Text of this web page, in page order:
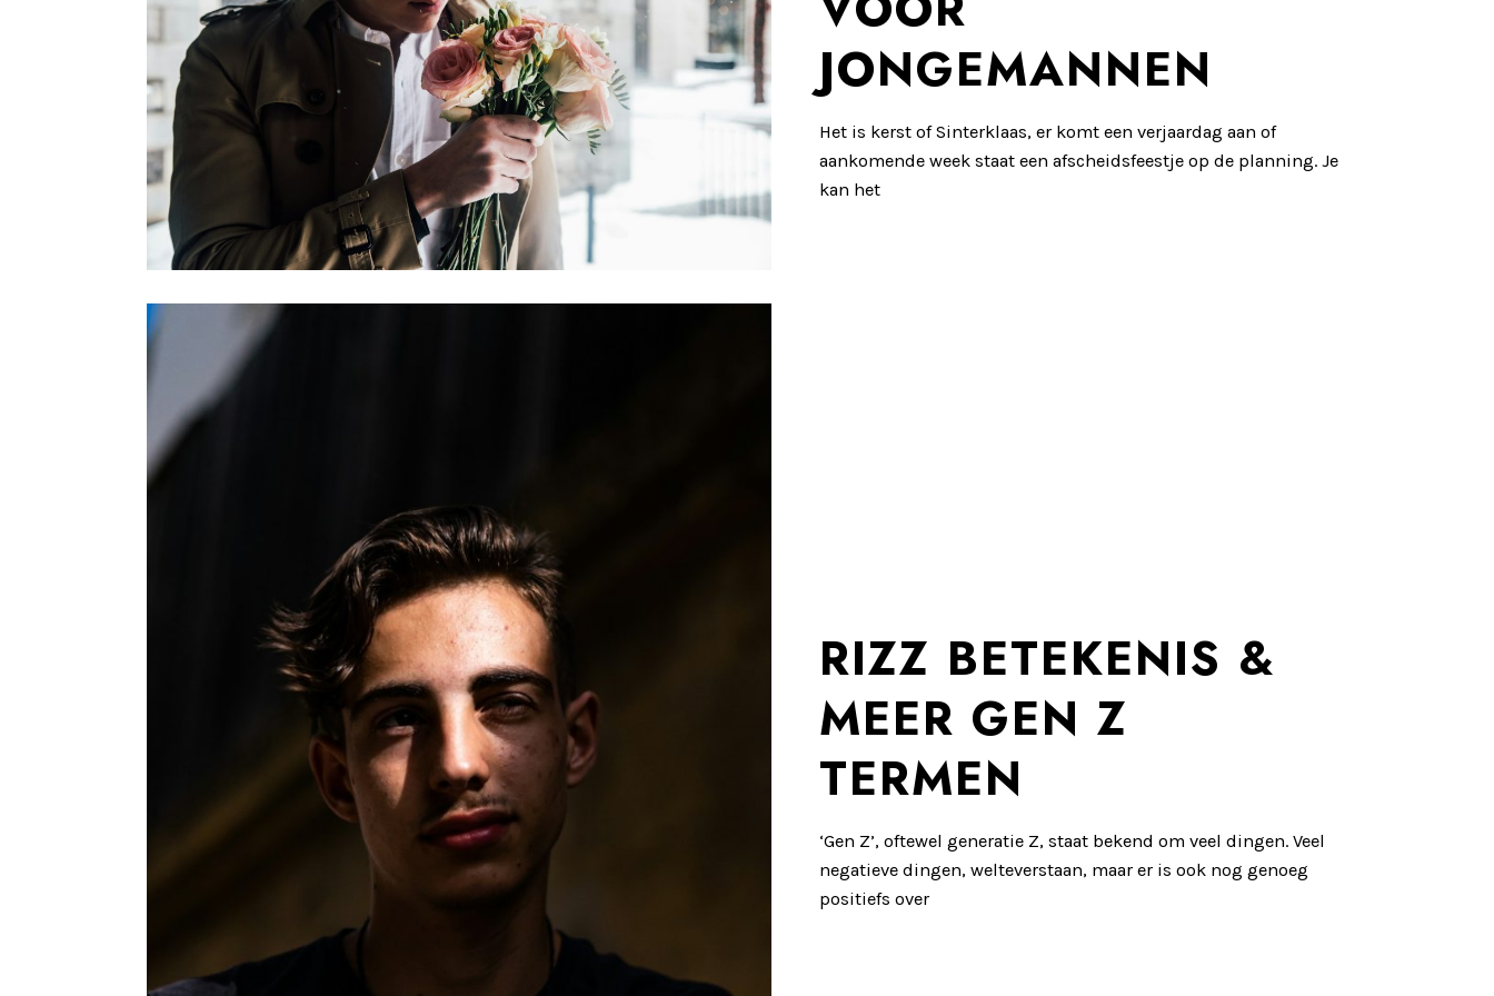
JONGEMANNEN
Het is kerst of Sinterklaas, er komt een verjaardag aan of
aankomende week staat een afscheidsfeestje op de planning. Je
kan het
RIZZ BETEKENIS &
MEER GEN Z
TERMEN
‘Gen Z’, oftewel generatie Z, staat bekend om veel dingen. Veel
negatieve dingen, welteverstaan, maar er is ook nog genoeg
positiefs over